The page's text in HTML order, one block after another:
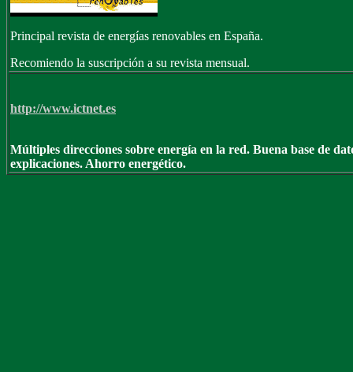
Principal revista de energías renovables en España.
Recomiendo la suscripción a su revista mensual.
http://www.ictnet.es
Múltiples direcciones sobre energía en la red. Buena base de
explicaciones. Ahorro energético.